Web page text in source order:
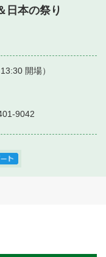
日本の祭り
13:30 開場）
9042